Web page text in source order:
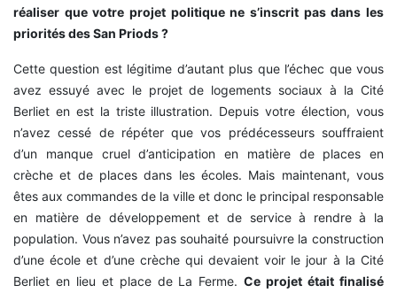
réaliser que votre projet politique ne s’inscrit pas dans les
priorités des San Priods ?
Cette question est légitime d’autant plus que l’échec que vous
avez essuyé avec le projet de logements sociaux à la Cité
Berliet en est la triste illustration. Depuis votre élection, vous
n’avez cessé de répéter que vos prédécesseurs souffraient
d’un manque cruel d’anticipation en matière de places en
crèche et de places dans les écoles. Mais maintenant, vous
êtes aux commandes de la ville et donc le principal responsable
en matière de développement et de service à rendre à la
population. Vous n’avez pas souhaité poursuivre la construction
d’une école et d’une crèche qui devaient voir le jour à la Cité
Berliet en lieu et place de La Ferme.Ce projet était finalisé